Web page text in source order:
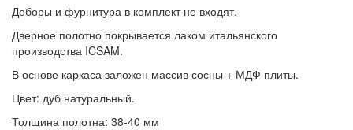
Доборы и фурнитура в комплект не входят.
Дверное полотно покрывается лаком итальянского
производства ICSAM.
В основе каркаса заложен массив сосны + МДФ плиты.
Цвет: дуб натуральный.
Толщина полотна: 38-40 мм